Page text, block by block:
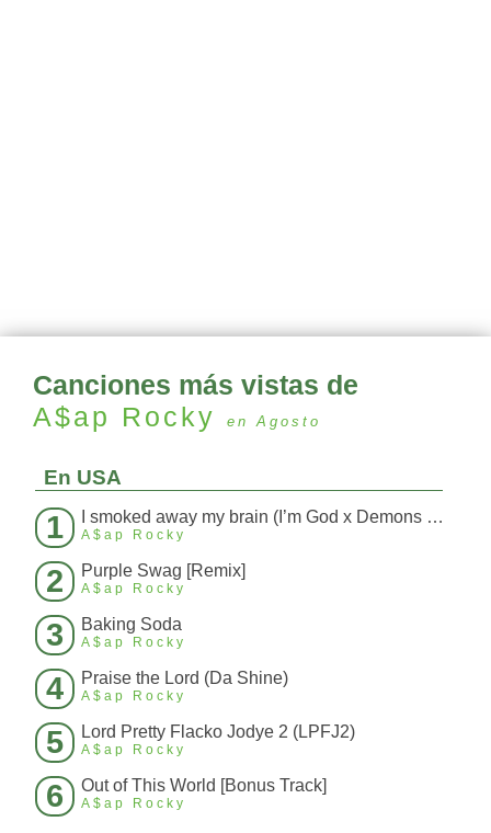
Canciones más vistas de
A$ap Rocky
en Agosto
En USA
1 I smoked away my brain (I’m God x Demons Mashup)
A$ap Rocky
2 Purple Swag [Remix]
A$ap Rocky
3 Baking Soda
A$ap Rocky
4 Praise the Lord (Da Shine)
A$ap Rocky
5 Lord Pretty Flacko Jodye 2 (LPFJ2)
A$ap Rocky
6 Out of This World [Bonus Track]
A$ap Rocky